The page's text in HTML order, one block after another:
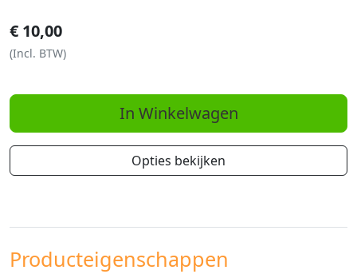
€ 10,00
(Incl. BTW)
In Winkelwagen
Opties bekijken
Producteigenschappen